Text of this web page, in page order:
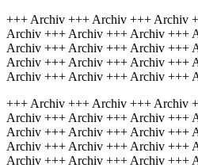
+++ Archiv +++ Archiv +++ Archiv
Archiv +++ Archiv +++ Archiv +++
Archiv +++ Archiv +++ Archiv +++
Archiv +++ Archiv +++ Archiv +++
Archiv +++ Archiv +++ Archiv +++
+++ Archiv +++ Archiv +++ Archiv
Archiv +++ Archiv +++ Archiv +++
Archiv +++ Archiv +++ Archiv +++
Archiv +++ Archiv +++ Archiv +++
Archiv +++ Archiv +++ Archiv +++